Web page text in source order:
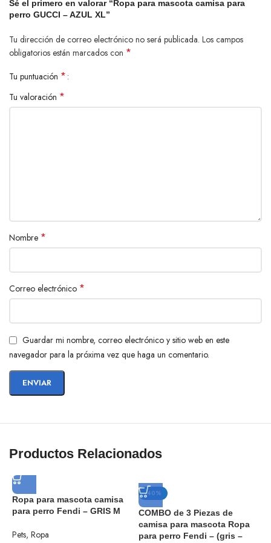
No planchar
Ideal para:
Perros y gatos pequeños y medianos
Paseos y uso diario
Sé el primero en valorar “Ropa para mascota camisa para
perro GUCCI – AZUL XL”
Tu dirección de correo electrónico no será publicada. Los campos
obligatorios están marcados con *
Tu puntuación *
Tu valoración *
Nombre *
Correo electrónico *
Guardar mi nombre, correo electrónico y sitio web en este
navegador para la próxima vez que haga un comentario.
Productos Relacionados
Ropa para mascota camisa
para perro Fendi – GRIS M
Pets, Ropa
-40%
COMBO de 3 Piezas de
camisa para mascota Ropa
para perro Fendi – (gris –